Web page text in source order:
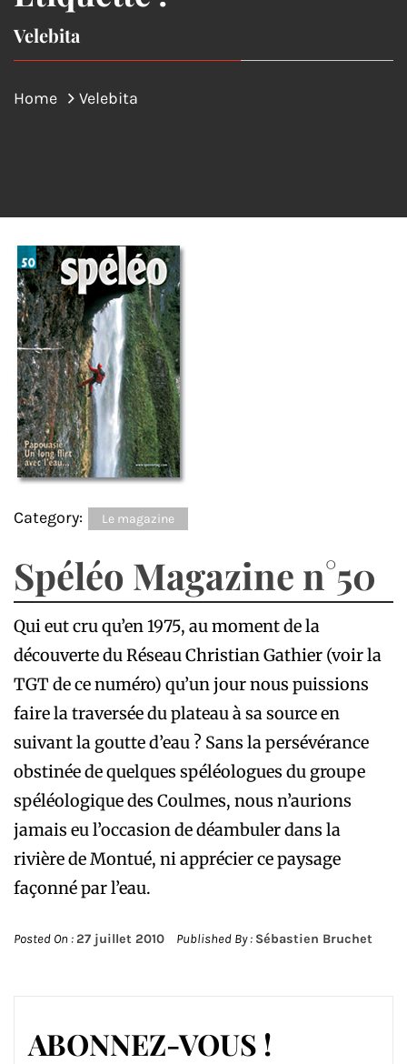
Velebita
Home Velebita
Category: Le magazine
Spéléo Magazine n°50
Qui eut cru qu’en 1975, au moment de la
découverte du Réseau Christian Gathier (voir la
TGT de ce numéro) qu’un jour nous puissions
faire la traversée du plateau à sa source en
suivant la goutte d’eau ? Sans la persévérance
obstinée de quelques spéléologues du groupe
spéléologique des Coulmes, nous n’aurions
jamais eu l’occasion de déambuler dans la
rivière de Montué, ni apprécier ce paysage
façonné par l’eau.
Posted On :27 juillet 2010 Published By : Sébastien Bruchet
ABONNEZ-VOUS !